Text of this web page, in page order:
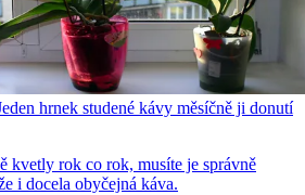
hrnek studené kávy měsíčně ji donutí
kvetly rok co rok, musíte je správně
i docela obyčejná káva.